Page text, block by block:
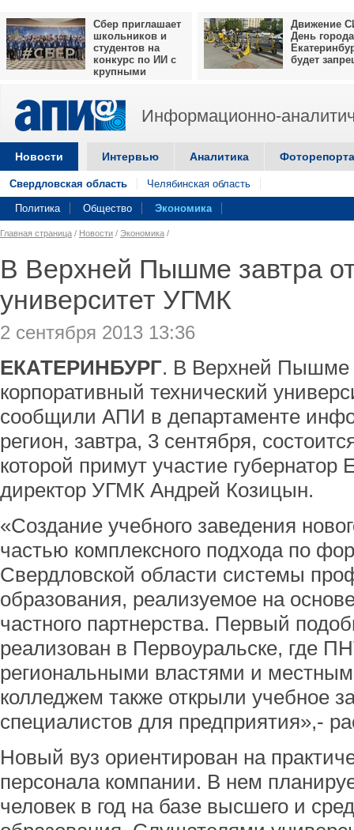
Сбер приглашает
школьников и
студентов на
конкурс по ИИ с
крупными
Движение
День города
будет
Информационно-
Новости Интервью Аналитика
Свердловская область Челябинская область
Политика Общество Экономика
Главная страница / Новости / Экономика /
В Верхней Пышме завтра
университет УГМК
2 сентября 2013 13:36
ЕКАТЕРИНБУРГ. В Верхней Пышме
корпоративный технический
сообщили АПИ в департаменте
регион, завтра, 3 сентября,
которой примут участие
директор УГМК Андрей Козицын.
«Создание учебного заведения
частью комплексного подхода по
Свердловской области системы
образования, реализуемое на
частного партнерства. Первый
реализован в Первоуральске, где
региональными властями и местным
колледжем также открыли учебное
специалистов для предприятия»,-
Новый вуз ориентирован на
персонала компании. В нем
человек в год на базе высшего и